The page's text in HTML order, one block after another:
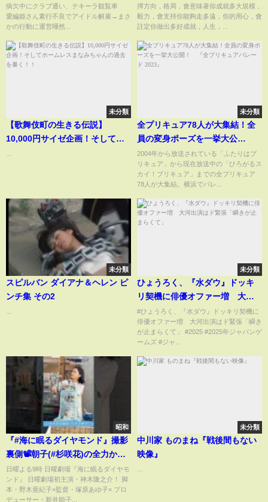
運営唖然
病欠中にクラブ通い、テキーラ観覧車
愛編姫さん素行不良でアイドル解雇→まさ
かの行動に運営唖然...
你，那就自己祝福自己。與其用
淚水悔恨昨天，不如用汗水拼搏
是堅強。
擇方向，格局，會意味著你成就多大規模，
毅力，會支持你能夠走多遠，你的用心，會
註定你做出多好成就，人生，...
未分類
【歌舞伎町の生きる伝説】
10,000円サイゼ企画！そしてホ
未分類
全プリキュア78人が大集結！全
員の変身ポーズを一挙大公
開！ 『全プリキュアパレード
2023』
2004年から放送されている「ふたりはプ
リキュア」から現在放送中の「ひろがるス
カイ！プリキュア」までの全プリキュア
78人が大集結。横浜でパレ...
未分類
スピルバン ダイアナ＆ヘレン ピ
ンチ集 その2
未分類
ひょうろく、『水ダウ』ドッキ
リ契機に俳優オファー増 大河
出演はド緊張「瞬きが止まらく
て」
#ひょうろく、『水ダウ』ドッキリ契機に
俳優オファー増 大河出演はド緊張「瞬き
が止まらくて」 #2025 #2025年ジャパンゲ
ームズ #ジャ...
昭和
『#海に眠るダイヤモンド』撮影
裏側📽️朝子(#杉咲花)の全力かき
氷🍧
日曜よる9時 日曜劇場『海に眠るダイヤモ
ンド』 日曜劇場初主演・神木隆之介！ 脚
本・野木亜紀子×監督・塚原あゆ子× プロ
デューサー・新井順子...
未分類
中川家 ものまね『戦後間もない
映像』